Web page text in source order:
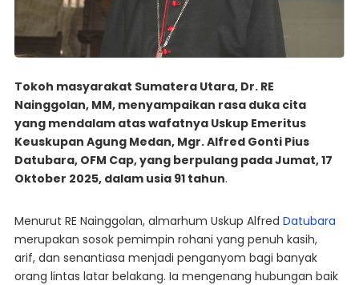
Tokoh masyarakat Sumatera Utara, Dr. RE
Nainggolan, MM, menyampaikan rasa duka cita
yang mendalam atas wafatnya Uskup Emeritus
Keuskupan Agung Medan, Mgr. Alfred Gonti Pius
Datubara, OFM Cap, yang berpulang pada Jumat, 17
Oktober 2025, dalam usia 91 tahun.
Menurut RE Nainggolan, almarhum Uskup Alfred Datubara
merupakan sosok pemimpin rohani yang penuh kasih,
arif, dan senantiasa menjadi penganyom bagi banyak
orang lintas latar belakang. Ia mengenang hubungan baik